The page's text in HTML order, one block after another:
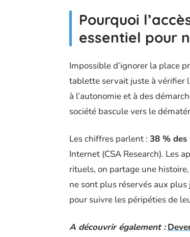
Pourquoi
essentiel pour
Impossible d’ignorer la place
tablette servait juste à vérifier
à l’autonomie et à des
société bascule vers le
Les chiffres parlent : 38 % des
Internet (CSA Research). Les
rituels, on partage une
ne sont plus réservés aux plus
pour suivre les péripéties de
A découvrir également :